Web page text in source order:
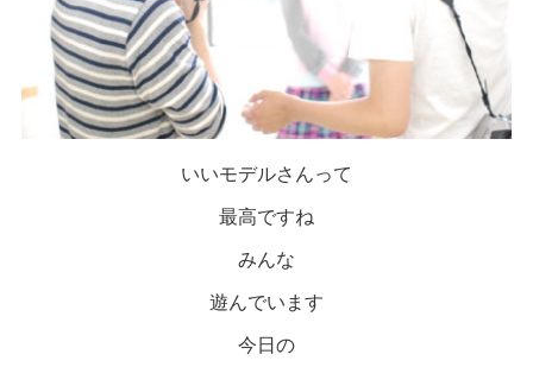
いいモデルさんって
最高ですね
みんな
遊んでいます
今日の